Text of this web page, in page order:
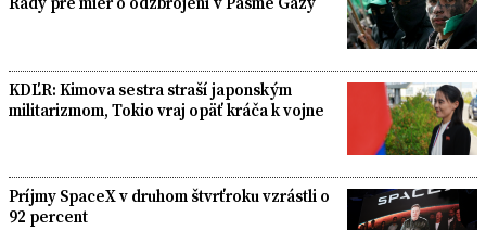
KDĽR: Kimova sestra straší japonským
militarizmom, Tokio vraj opäť kráča k vojne
Príjmy SpaceX v druhom štvrťroku vzrástli o
92 percent